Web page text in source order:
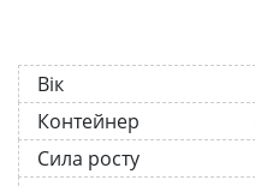
Вік
Контейнер
Сила росту